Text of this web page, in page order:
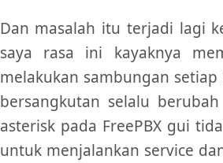
Dan masalah itu terjadi lagi
saya rasa ini kayaknya
melakukan sambungan
bersangkutan selalu
asterisk pada FreePBX gui
untuk menjalankan service